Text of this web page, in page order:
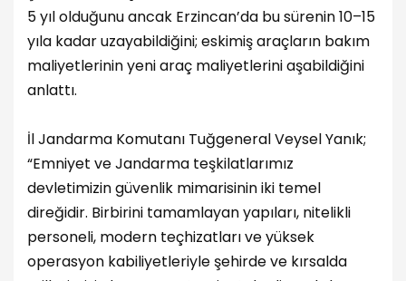
5 yıl olduğunu ancak Erzincan’da bu sürenin 10–15
yıla kadar uzayabildiğini; eskimiş araçların bakım
maliyetlerinin yeni araç maliyetlerini aşabildiğini
anlattı.
İl Jandarma Komutanı Tuğgeneral Veysel Yanık;
“Emniyet ve Jandarma teşkilatlarımız
devletimizin güvenlik mimarisinin iki temel
direğidir. Birbirini tamamlayan yapıları, nitelikli
personeli, modern teçhizatları ve yüksek
operasyon kabiliyetleriyle şehirde ve kırsalda